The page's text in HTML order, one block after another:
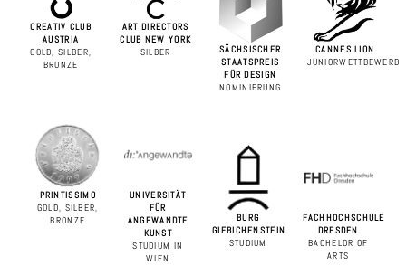
CREATIV CLUB
AUSTRIA
GOLD, SILBER,
BRONZE
ART DIRECTORS
CLUB NEW YORK
SILBER
SÄCHSISCHER
STAATSPREIS
FÜR DESIGN
NOMINIERUNG
CANNES LION
JUNIORWETTBEWERB
PRINTISSIMO
GOLD, SILBER,
BRONZE
UNIVERSITÄT
FÜR
ANGEWANDTE
KUNST
STUDIUM IN
WIEN
BURG
GIEBICHENSTEIN
STUDIUM
FACHHOCHSCHULE
DRESDEN
BACHELOR OF
ARTS